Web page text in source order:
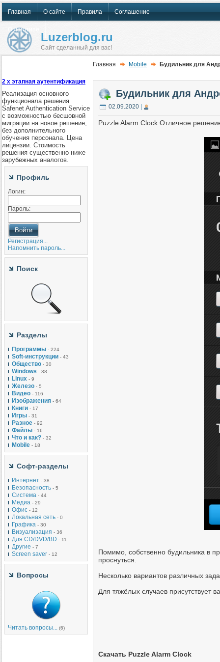
Главная О сайте Правила Соглашение
О логотипе
Luzerblog.ru
Сайт сделанный для вас!
2 х этапная аутентификация
Реализация основного
функционала решения
Safenet Authentication Service
с возможностью бесшовной
миграции на новое решение,
без дополнительного
обучения персонала. Цена
лицензии. Стоимость
решения существенно ниже
зарубежных аналогов.
Профиль
Логин:
Пароль:
Регистрация...
Напомнить пароль...
Поиск
Разделы
Программы - 224
Soft-инструкции - 43
Общество - 30
Windows - 38
Linux - 9
Железо - 5
Видео - 116
Изображения - 64
Книги - 17
Игры - 31
Разное - 92
Файлы - 16
Что и как? - 32
Mobile - 18
Софт-разделы
Интернет - 38
Безопасность - 5
Система - 44
Медиа - 29
Офис - 12
Локальная сеть - 0
Графика - 30
Визуализация - 36
Для CD/DVD/BD - 11
Другие - 7
Screen saver - 12
Вопросы
Читать вопросы... (6)
Главная Mobile Будильник для
Будильник для
02.09.2020
Puzzle Alarm Clock Отличное
Помимо, собственно будильника в
проснуться.
Несколько вариантов различных
Для тяжёлых случаев присутствует
Скачать Puzzle Alarm Clock